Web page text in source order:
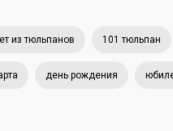
из тюльпанов 101 тюльпан
день рождения